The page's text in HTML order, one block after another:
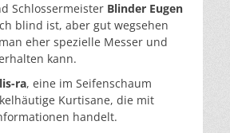
Schlossermeister Blinder Eugen
blind ist, aber gut wegsehen
eher spezielle Messer und
kann.
ra, eine im Seifenschaum
Kurtisane, die mit
handelt.